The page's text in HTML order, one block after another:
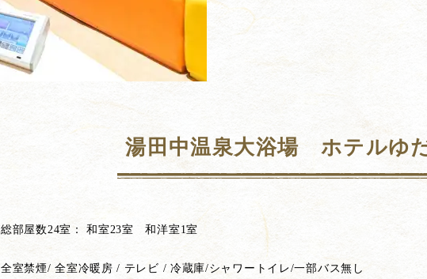
湯田中温泉大浴場 ホテルゆ
総部屋数24室： 和室23室 和洋室1室
全室禁煙/ 全室冷暖房 / テレビ / 冷蔵庫/シャワートイレ/一部バス無し